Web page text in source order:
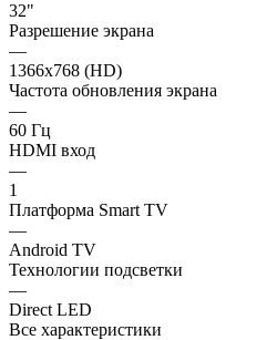
32"
Разрешение экрана
—
1366x768 (HD)
Частота обновления экрана
—
60 Гц
HDMI вход
—
1
Платформа Smart TV
—
Android TV
Технологии подсветки
—
Direct LED
Все характеристики